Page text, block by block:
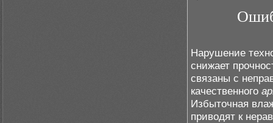
Нарушение
снижает
связаны с
качественного
Избыточная
приводят к